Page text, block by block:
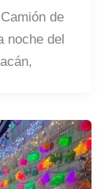
de
noche del